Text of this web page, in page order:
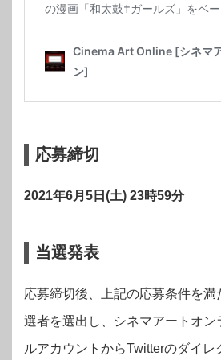
応募締切
2021年6月5 日(土) 23時59分
当選発表
応募締切後、上記の応募条件を満
選者を選出し、シネマアートオン
ルアカウントからTwitterのダイレ